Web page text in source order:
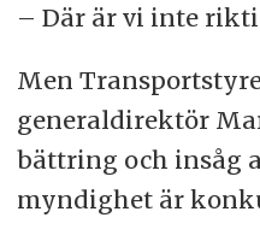
– Där är vi inte
Men
generaldirektör
bättring och insåg
myndighet är